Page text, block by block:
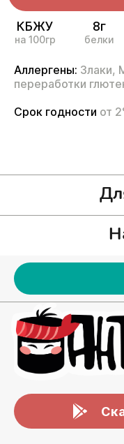
КБЖУ
на 100гр
8г
белки
Аллергены: Злаки,
переработки
Срок годности от